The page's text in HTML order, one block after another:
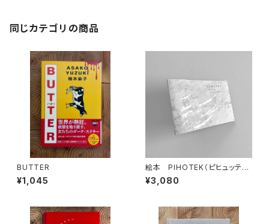
同じカテゴリの商品
BUTTER
¥1,045
絵本 PIHOTEK（ピヒュッティ）
北極を風と歩く
¥3,080